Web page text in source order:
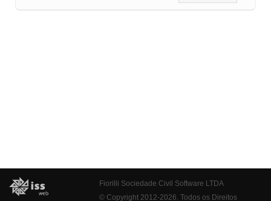
Fiorilli Sociedade Civil Software LTDA
© Copyright 2012-2026. Todos os Direitos